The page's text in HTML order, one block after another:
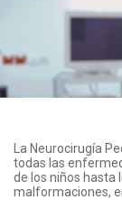
La Neurocirugía
todas las
de los niños hasta
malformaciones,